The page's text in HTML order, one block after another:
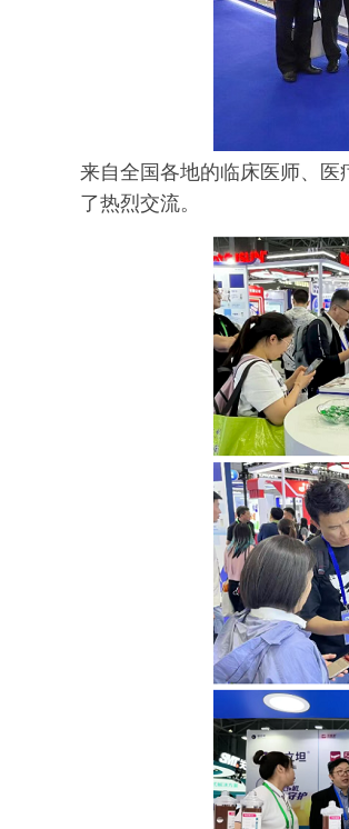
来自全国各地的临床医师、
了热烈交流。